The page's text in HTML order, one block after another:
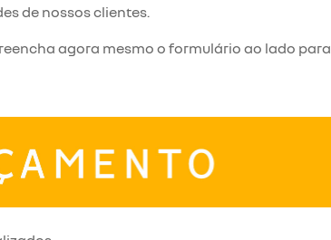
de nossos clientes.
agora mesmo o formulário ao lado para